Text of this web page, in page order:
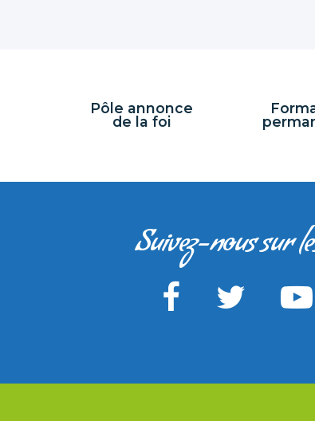
Pôle annonce
de la foi
Suivez-nous sur